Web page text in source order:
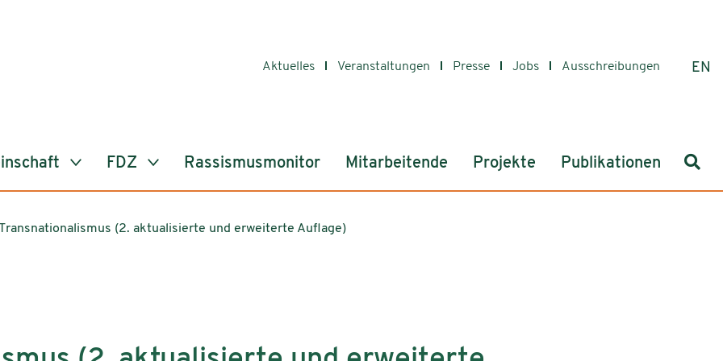
Aktuelles Veranstaltungen Presse Jobs Ausschreibungen EN
FDZ Rassismusmonitor Mitarbeitende Projekte Publikationen
Transnationalismus (2. aktualisierte und erweiterte Auflage)